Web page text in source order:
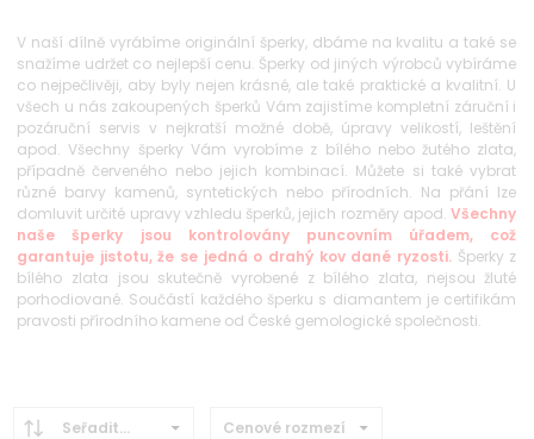
V naší dílně vyrábíme originální šperky, dbáme na kvalitu a také se
snažíme udržet co nejlepší cenu. Šperky od jiných výrobců vybíráme
co nejpečlivěji, aby byly nejen krásné, ale také praktické a kvalitní. U
všech u nás zakoupených šperků Vám zajistíme kompletní záruční i
pozáruční servis v nejkratší možné době, úpravy velikostí, leštění
apod. Všechny šperky Vám vyrobíme z bílého nebo žutého zlata,
případně červeného nebo jejich kombinací. Můžete si také vybrat
různé barvy kamenů, syntetických nebo přírodních. Na přání lze
domluvit určité upravy vzhledu šperků, jejich rozměry apod.Všechny
naše šperky jsou kontrolovány puncovním úřadem, což
garantuje jistotu, že se jedná o drahý kov dané ryzosti.Šperky z
bílého zlata jsou skutečně vyrobené z bílého zlata, nejsou žluté
porhodiované. Součástí každého šperku s diamantem je certifikám
pravosti přírodního kamene od České gemologické společnosti.
Seřadit... Cenové rozmezí